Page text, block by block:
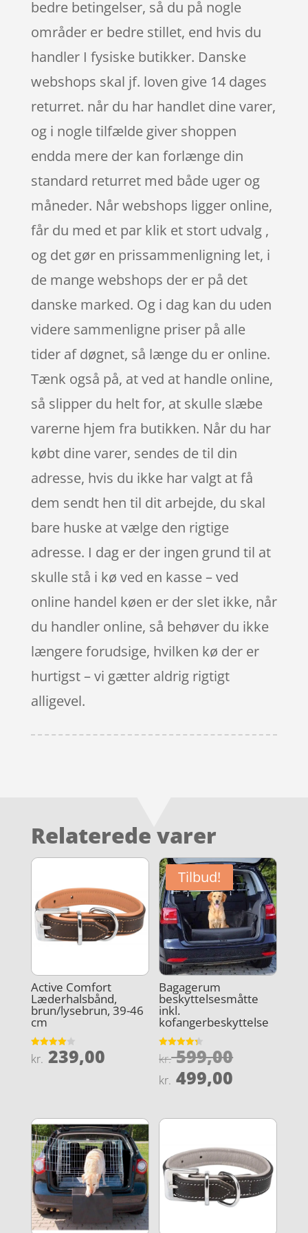
bedre betingelser, så du på nogle
områder er bedre stillet, end hvis du
handler I fysiske butikker. Danske
webshops skal jf. loven give 14 dages
returret. når du har handlet dine varer,
og i nogle tilfælde giver shoppen
endda mere der kan forlænge din
standard returret med både uger og
måneder. Når webshops ligger online,
får du med et par klik et stort udvalg ,
og det gør en prissammenligning let, i
de mange webshops der er på det
danske marked. Og i dag kan du uden
videre sammenligne priser på alle
tider af døgnet, så længe du er online.
Tænk også på, at ved at handle online,
så slipper du helt for, at skulle slæbe
varerne hjem fra butikken. Når du har
købt dine varer, sendes de til din
adresse, hvis du ikke har valgt at få
dem sendt hen til dit arbejde, du skal
bare huske at vælge den rigtige
adresse. I dag er der ingen grund til at
skulle stå i kø ved en kasse – ved
online handel køen er der slet ikke, når
du handler online, så behøver du ikke
længere forudsige, hvilken kø der er
hurtigst – vi gætter aldrig rigtigt
alligevel.
Relaterede varer
Active Comfort
Læderhalsbånd,
brun/lysebrun, 39-46
cm
Vurderet
4
kr. 239,00
Tilbud!
Bagagerum
beskyttelsesmåtte
inkl.
kofangerbeskyttelse
Vurderet
4.3
kr.599,00Den
kr.
kr. 499,00
pris
kr.